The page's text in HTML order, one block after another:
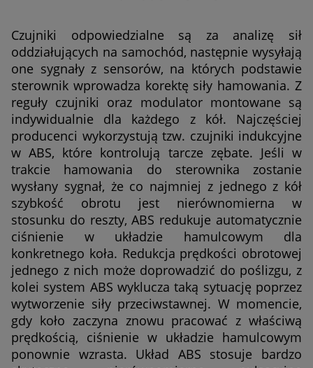
Czujniki odpowiedzialne są za analizę sił
oddziałujących na samochód, następnie wysyłają
one sygnały z sensorów, na których podstawie
sterownik wprowadza korektę siły hamowania. Z
reguły czujniki oraz modulator montowane są
indywidualnie dla każdego z kół. Najczęściej
producenci wykorzystują tzw. czujniki indukcyjne
w ABS, które kontrolują tarcze zębate. Jeśli w
trakcie hamowania do sterownika zostanie
wysłany sygnał, że co najmniej z jednego z kół
szybkość obrotu jest nierównomierna w
stosunku do reszty, ABS redukuje automatycznie
ciśnienie w układzie hamulcowym dla
konkretnego koła. Redukcja prędkości obrotowej
jednego z nich może doprowadzić do poślizgu, z
kolei system ABS wyklucza taką sytuację poprzez
wytworzenie siły przeciwstawnej. W momencie,
gdy koło zaczyna znowu pracować z właściwą
prędkością, ciśnienie w układzie hamulcowym
ponownie wzrasta. Układ ABS stosuje bardzo